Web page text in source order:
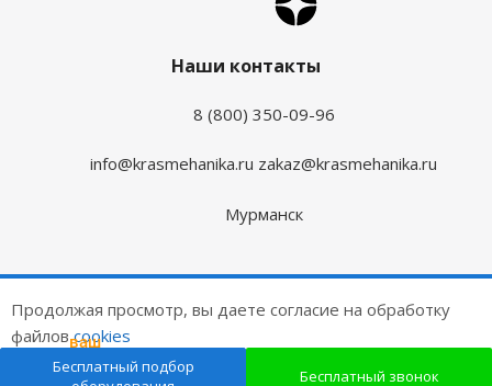
Наши контакты
8 (800) 350-09-96
info@krasmehanika.ru zakaz@krasmehanika.ru
Мурманск
2026 © Красмеханика
Цены на сайте не являются публичной офертой
Бесплатный подбор
Бесплатный звонок
ваш
подарок
Продолжая просмотр, вы даете согласие на обработку
файловcookies
ОК